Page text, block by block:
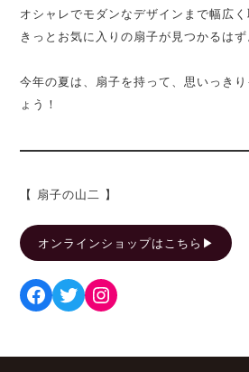
オシャレでモダンなデザインまで幅広く
きっとお気に入りの扇子が見つかるはず
今年の夏は、扇子を持って、思いっき
ょう！
【 扇子の山二 】
オンラインショップはこちら▶︎
Facebook
TwitterInstagram